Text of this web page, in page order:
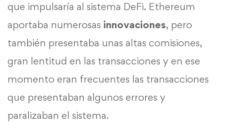
que impulsaría al sistema DeFi. Ethereum
aportaba numerosas innovaciones, pero
también presentaba unas altas comisiones,
gran lentitud en las transacciones y en ese
momento eran frecuentes las transacciones
que presentaban algunos errores y
paralizaban el sistema.